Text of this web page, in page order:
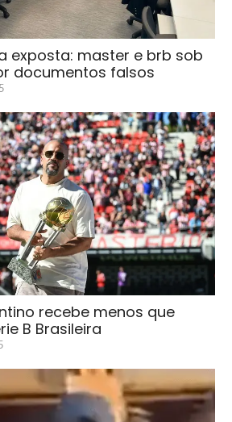
exposta: master e brb sob
documentos falsos
recebe menos que
B Brasileira